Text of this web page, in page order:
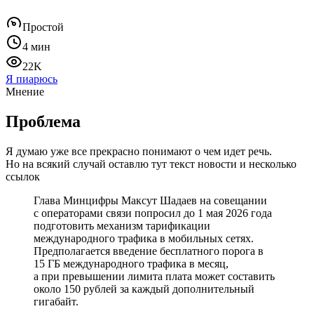
Простой
4 мин
22K
Я пиарюсь
Мнение
Проблема
Я думаю уже все прекрасно понимают о чем идет речь.
Но на всякий случай оставлю тут текст новости и несколько
ссылок
Глава Минцифры Максут Шадаев на совещании
с операторами связи попросил до 1 мая 2026 года
подготовить механизм тарификации
международного трафика в мобильных сетях.
Предполагается введение бесплатного порога в
15 ГБ международного трафика в месяц,
а при превышении лимита плата может составить
около 150 рублей за каждый дополнительный
гигабайт.